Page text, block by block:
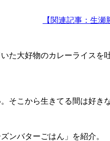
【関連記事：生
た大好物のカレーライスを
そこから生きてる間は好き
ンバターごはん」を紹介。